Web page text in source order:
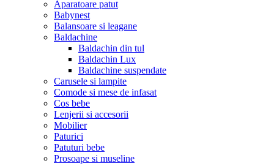
Aparatoare patut
Babynest
Balansoare si leagane
Baldachine
Baldachin din tul
Baldachin Lux
Baldachine suspendate
Carusele si lampite
Comode si mese de infasat
Cos bebe
Lenjerii si accesorii
Mobilier
Paturici
Patuturi bebe
Prosoape si museline